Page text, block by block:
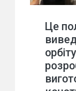
Це